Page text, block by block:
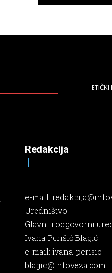
ETIČKI
Redakcija
e-mail:
Uredništvo
Glavni i odgovorni
Ivana Perišić Blagić
e-mail:ivana-perisic-
blagic@infoveza.com